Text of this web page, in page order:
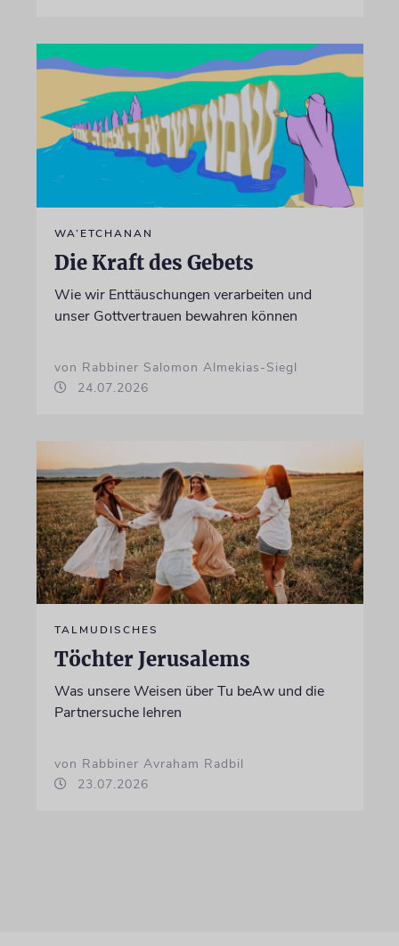
WA’ETCHANAN
Die Kraft des Gebets
Wie wir Enttäuschungen verarbeiten und
unser Gottvertrauen bewahren können
von Rabbiner Salomon Almekias-Siegl
24.07.2026
TALMUDISCHES
Töchter Jerusalems
Was unsere Weisen über Tu beAw und die
Partnersuche lehren
von Rabbiner Avraham Radbil
23.07.2026